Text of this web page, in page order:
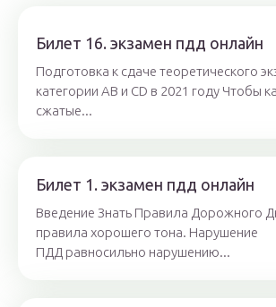
Билет 16. экзамен пдд онлайн
Подготовка к сдаче теоретического
категории AB и CD в 2021 году Чтобы
сжатые...
Билет 1. экзамен пдд онлайн
Введение Знать Правила Дорожного
правила хорошего тона. Нарушение
ПДД равносильно нарушению...